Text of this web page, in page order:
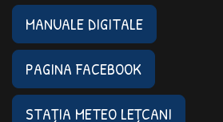
MANUALE DIGITALE
PAGINA FACEBOOK
STAȚIA METEO LEȚCANI